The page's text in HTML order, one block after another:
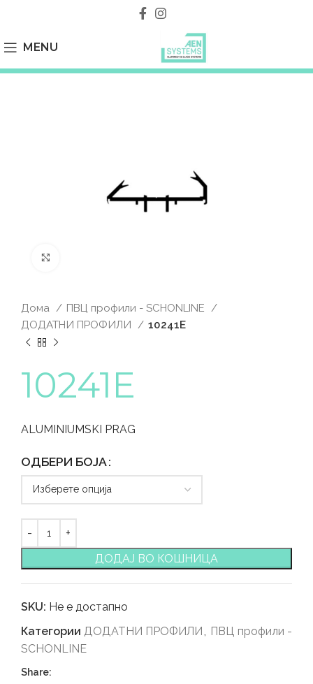
MENU
Дома
ПВЦ профили - SCHONLINE
ДОДАТНИ ПРОФИЛИ
10241E
10241E
ALUMINIUMSKI PRAG
ОДБЕРИ БОЈА
ДОДАЈ ВО КОШНИЦА
SKU: Не е достапно
Категории ДОДАТНИ ПРОФИЛИ
ПВЦ профили -
SCHONLINE
Share: